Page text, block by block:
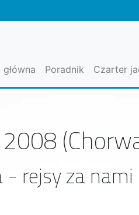
Poradnik Czarter
- rejsy za nami